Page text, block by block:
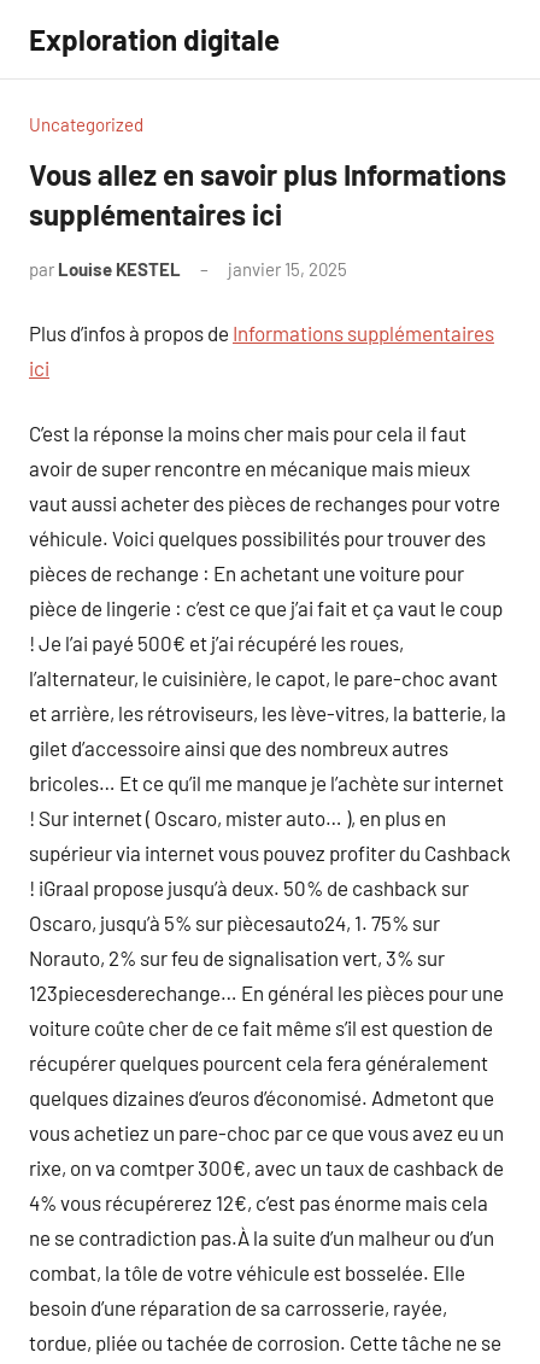
contenu
Exploration digitale
Uncategorized
Vous allez en savoir plus Informations
supplémentaires ici
par Louise KESTEL janvier 15, 2025
Plus d’infos à propos de Informations supplémentaires
ici
C’est la réponse la moins cher mais pour cela il faut
avoir de super rencontre en mécanique mais mieux
vaut aussi acheter des pièces de rechanges pour votre
véhicule. Voici quelques possibilités pour trouver des
pièces de rechange : En achetant une voiture pour
pièce de lingerie : c’est ce que j’ai fait et ça vaut le coup
! Je l’ai payé 500€ et j’ai récupéré les roues,
l’alternateur, le cuisinière, le capot, le pare-choc avant
et arrière, les rétroviseurs, les lève-vitres, la batterie, la
gilet d’accessoire ainsi que des nombreux autres
bricoles… Et ce qu’il me manque je l’achète sur internet
! Sur internet ( Oscaro, mister auto… ), en plus en
supérieur via internet vous pouvez profiter du Cashback
! iGraal propose jusqu’à deux. 50% de cashback sur
Oscaro, jusqu’à 5% sur piècesauto24, 1. 75% sur
Norauto, 2% sur feu de signalisation vert, 3% sur
123piecesderechange… En général les pièces pour une
voiture coûte cher de ce fait même s’il est question de
récupérer quelques pourcent cela fera généralement
quelques dizaines d’euros d’économisé. Admetont que
vous achetiez un pare-choc par ce que vous avez eu un
rixe, on va comtper 300€, avec un taux de cashback de
4% vous récupérerez 12€, c’est pas énorme mais cela
ne se contradiction pas.À la suite d’un malheur ou d’un
combat, la tôle de votre véhicule est bosselée. Elle
besoin d’une réparation de sa carrosserie, rayée,
tordue, pliée ou tachée de corrosion. Cette tâche ne se